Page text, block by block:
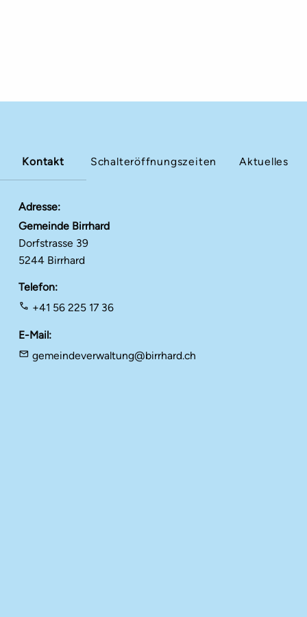
Kontakt Schalteröffnungszeiten Aktuelles
Adresse
Gemeinde Birrhard
Dorfstrasse 39
5244 Birrhard
Telefon
+41 56 225 17 36
E-Mail
gemeindeverwaltung@birrhard.ch